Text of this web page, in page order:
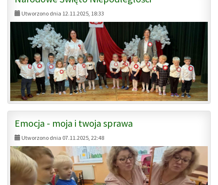
Utworzono dnia 12.11.2025, 18:33
Emocja - moja i twoja sprawa
Utworzono dnia 07.11.2025, 22:48